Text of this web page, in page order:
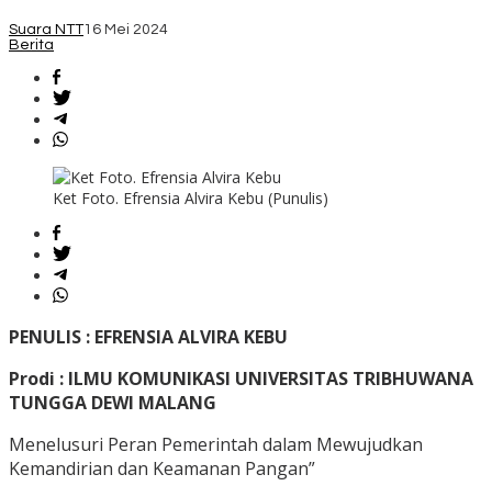
Suara NTT16 Mei 2024
Berita
Ket Foto. Efrensia Alvira Kebu (Punulis)
PENULIS : EFRENSIA ALVIRA KEBU
Prodi : ILMU KOMUNIKASI UNIVERSITAS TRIBHUWANA
TUNGGA DEWI MALANG
Menelusuri Peran Pemerintah dalam Mewujudkan
Kemandirian dan Keamanan Pangan”